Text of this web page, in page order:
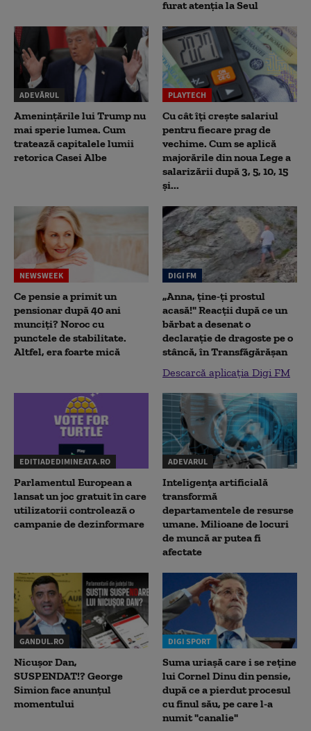
furat atenția la Seul
ADEVĂRUL
Amenințările lui Trump nu
mai sperie lumea. Cum
tratează capitalele lumii
retorica Casei Albe
PLAYTECH
Cu cât îți crește salariul
pentru fiecare prag de
vechime. Cum se aplică
majorările din noua Lege a
salarizării după 3, 5, 10, 15
și...
NEWSWEEK
Ce pensie a primit un
pensionar după 40 ani
munciți? Noroc cu
punctele de stabilitate.
Altfel, era foarte mică
DIGI FM
„Anna, ţine-ţi prostul
acasă!" Reacţii după ce un
bărbat a desenat o
declaraţie de dragoste pe o
stâncă, în Transfăgărăşan
Descarcă aplicația Digi FM
EDITIADEDIMINEATA.RO
Parlamentul European a
lansat un joc gratuit în care
utilizatorii controlează o
campanie de dezinformare
ADEVARUL
Inteligența artificială
transformă
departamentele de resurse
umane. Milioane de locuri
de muncă ar putea fi
afectate
GANDUL.RO
Nicușor Dan,
SUSPENDAT!? George
Simion face anunțul
momentului
DIGI SPORT
Suma uriașă care i se reține
lui Cornel Dinu din pensie,
după ce a pierdut procesul
cu finul său, pe care l-a
numit "canalie"